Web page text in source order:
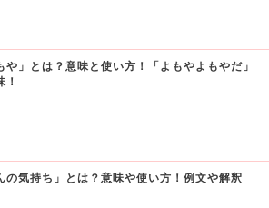
や」とは？意味と使い方！「よもやよもやだ」
！
の気持ち」とは？意味や使い方！例文や解釈